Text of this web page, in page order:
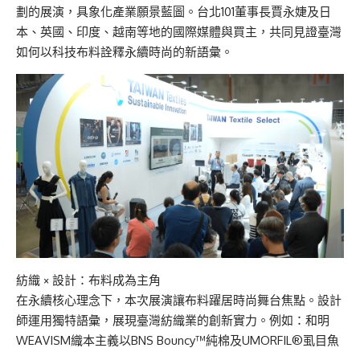
劃的展演，具象化產業願景藍圖。台北101董事長賈永婕及日
本、英國、印度、越南等地的國際媒體與買主，共同見證臺灣
如何以科技布料詮釋永續時尚的新語彙。
紡織 × 設計：布料成為主角
在永續核心理念下，本次展演讓布料躍居時尚舞台焦點。設計
師運用獨特語彙，展現臺灣紡織業的創新實力。例如：和明
WEAVISM織本主義以BNS Bouncy™純棉及UMORFIL®虱目魚